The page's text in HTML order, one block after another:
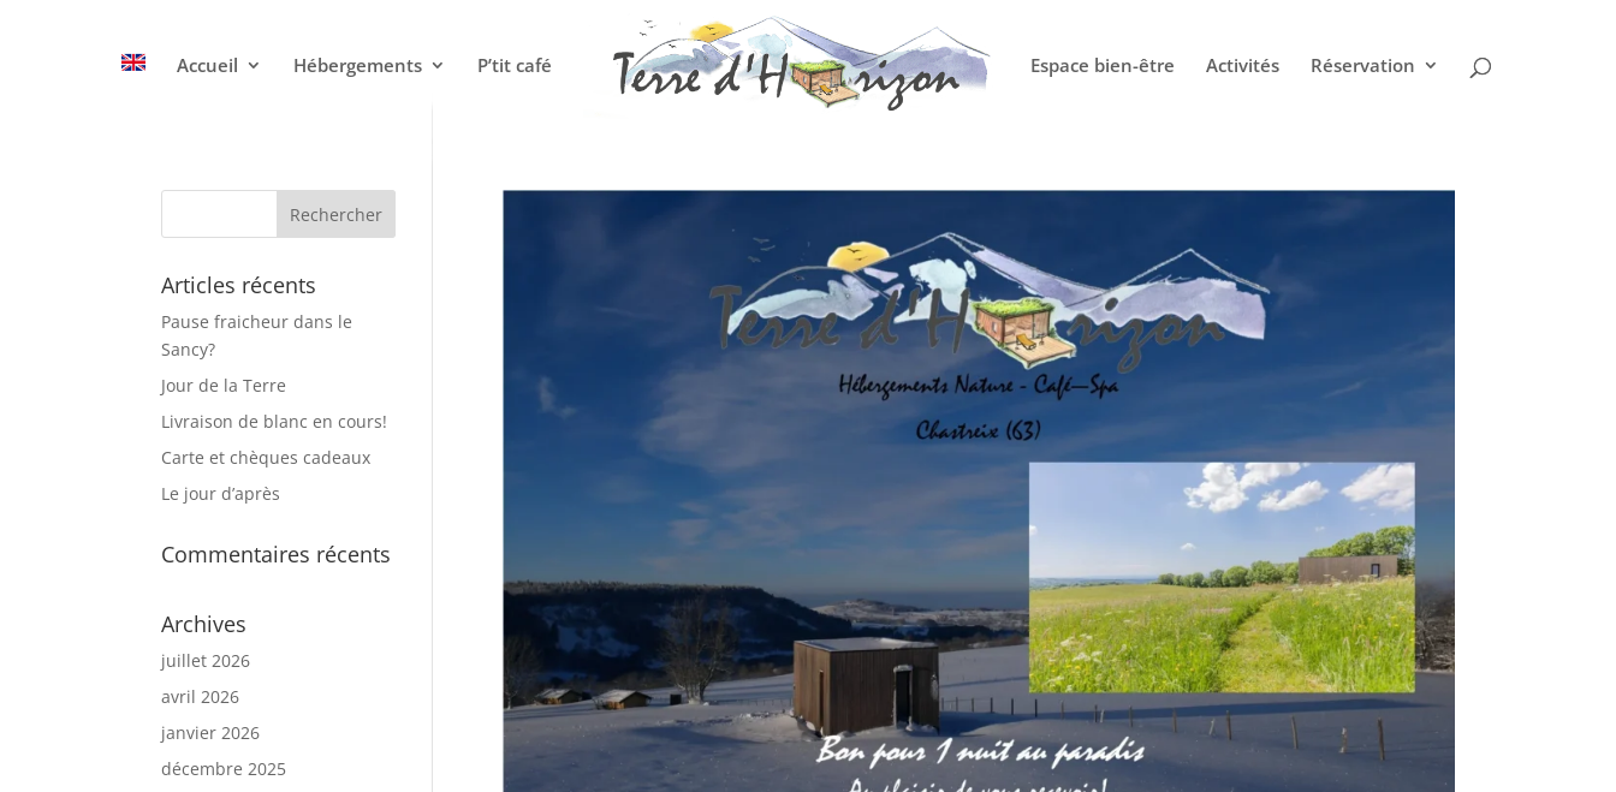
Accueil Hébergements P’tit café Espace bien-être Activités Réservation
Articles récents
Pause fraicheur dans le
Sancy?
Jour de la Terre
Livraison de blanc en cours!
Carte et chèques cadeaux
Le jour d’après
Commentaires récents
Archives
juillet 2026
avril 2026
janvier 2026
décembre 2025